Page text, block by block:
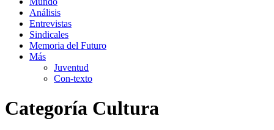
Análisis
Entrevistas
Sindicales
Memoria del Futuro
Más
Juventud
Con-texto
Categoría Cultura